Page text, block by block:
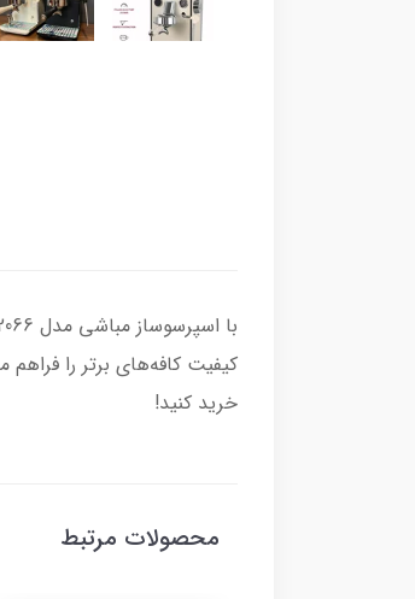
کیفیت کافه‌های برتر را
خرید کنید!
محصولات مرتبط